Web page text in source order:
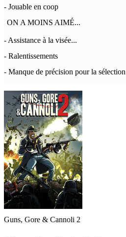
- Jouable en coop
ON A MOINS AIMÉ...
- Assistance à la visée...
- Ralentissements
- Manque de précision pour la sélection
Guns, Gore & Cannoli 2